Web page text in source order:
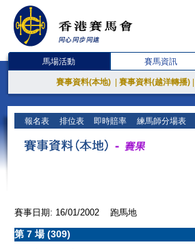
馬場活動 賽馬資訊
賽事資料(本地) 賽事資料(越洋轉播)
報名表 排位表 即時賠率 練馬師分場表
賽事日期: 16/01/2002 跑馬地
第 7 場 (309)